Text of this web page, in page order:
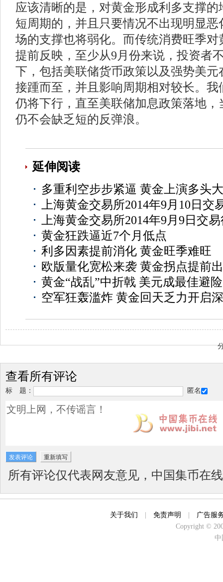
应该清晰的是，对黄金形成利多支撑
短周期的，并且只要情况不出现明显
场的支撑也将弱化。而传统消费旺季
提前反映，至少从9月份来说，投资者
下，包括美联储货币政策以及强势美
接踵而至，并且影响周期相对较长。
仍将下行，直至美联储加息政策落地
仍不会缺乏短的反弹浪。
延伸阅读
多重利空步步紧逼 黄金上演多头
上海黄金交易所2014年9月10日交
上海黄金交易所2014年9月9日交
黄金狂跌逼近7个月低点
利多因素提前消化 黄金旺季难旺
欧版量化宽松来袭 黄金拐点提前
黄金“战乱”中折戟 美元成最佳避
空军狂轰滥炸 黄金回天乏力开启
查看所有评论
标 题： 匿名
所有评论仅代表网友意见，中国集币在
关于我们 免责声明
广告服
Copyright ©